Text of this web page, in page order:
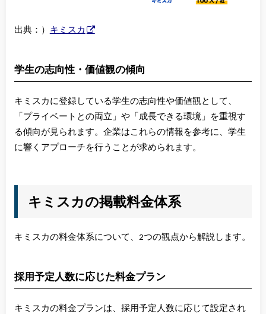
出典：） キミスカ
学生の志向性・価値観の傾向
キミスカに登録している学生の志向性や価値観として、
「プライベートとの両立」や「成長できる環境」を重視す
る傾向が見られます。企業はこれらの情報を参考に、学生
に響くアプローチを行うことが求められます。
キミスカの掲載料金体系
キミスカの料金体系について、2つの観点から解説します。
採用予定人数に応じた料金プラン
キミスカの料金プランは、採用予定人数に応じて設定され